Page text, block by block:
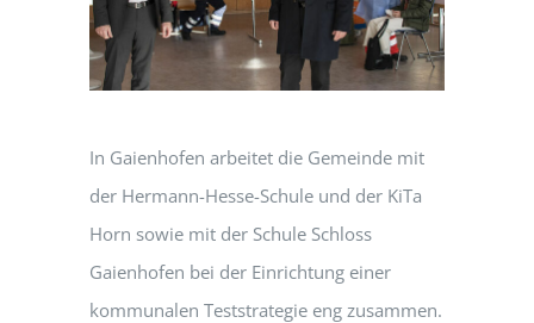
In Gaienhofen arbeitet die Gemeinde mit
der Hermann-Hesse-Schule und der KiTa
Horn sowie mit der Schule Schloss
Gaienhofen bei der Einrichtung einer
kommunalen Teststrategie eng zusammen.